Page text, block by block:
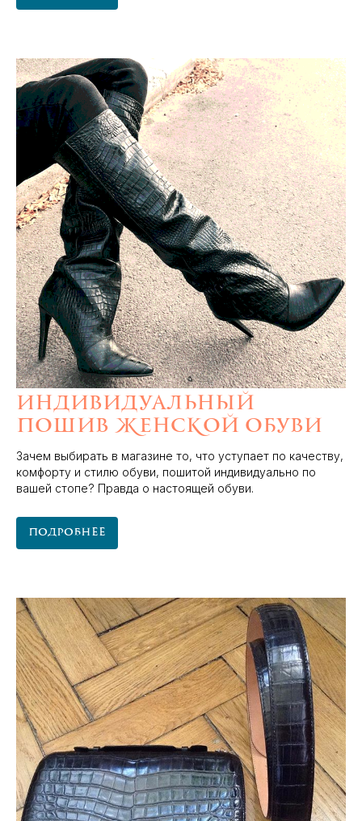
Индивидуальный
пошив женской обуви
Зачем выбирать в магазине то, что уступает по качеству,
комфорту и стилю обуви, пошитой индивидуально по
вашей стопе? Правда о настоящей обуви.
Подробнее